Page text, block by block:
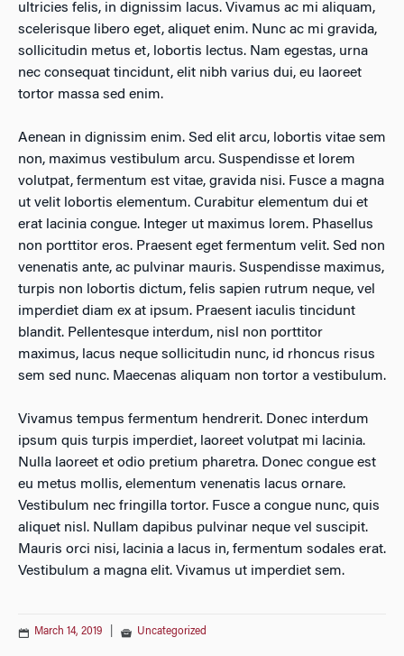
ultricies felis, in dignissim lacus. Vivamus ac mi aliquam,
scelerisque libero eget, aliquet enim. Nunc ac mi gravida,
sollicitudin metus et, lobortis lectus. Nam egestas, urna
nec consequat tincidunt, elit nibh varius dui, eu laoreet
tortor massa sed enim.
Aenean in dignissim enim. Sed elit arcu, lobortis vitae sem
non, maximus vestibulum arcu. Suspendisse et lorem
volutpat, fermentum est vitae, gravida nisi. Fusce a magna
ut velit lobortis elementum. Curabitur elementum dui et
erat lacinia congue. Integer ut maximus lorem. Phasellus
non porttitor eros. Praesent eget fermentum velit. Sed non
venenatis ante, ac pulvinar mauris. Suspendisse maximus,
turpis non lobortis dictum, felis sapien rutrum neque, vel
imperdiet diam ex at ipsum. Praesent iaculis tincidunt
blandit. Pellentesque interdum, nisl non porttitor
maximus, lacus neque sollicitudin nunc, id rhoncus risus
sem sed nunc. Maecenas aliquam non tortor a vestibulum.
Vivamus tempus fermentum hendrerit. Donec interdum
ipsum quis turpis imperdiet, laoreet volutpat mi lacinia.
Nulla laoreet et odio pretium pharetra. Donec congue est
eu metus mollis, elementum venenatis lacus ornare.
Vestibulum nec fringilla tortor. Fusce a congue nunc, quis
aliquet nisl. Nullam dapibus pulvinar neque vel suscipit.
Mauris orci nisi, lacinia a lacus in, fermentum sodales erat.
Vestibulum a magna elit. Vivamus ut imperdiet sem.
March 14, 2019 Uncategorized